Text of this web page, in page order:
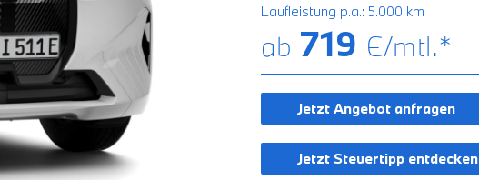
Laufleistung p.a.: 5.000 km
ab 719 €/mtl.*
Jetzt Angebot anfragen
Jetzt Steuertipp entdecken